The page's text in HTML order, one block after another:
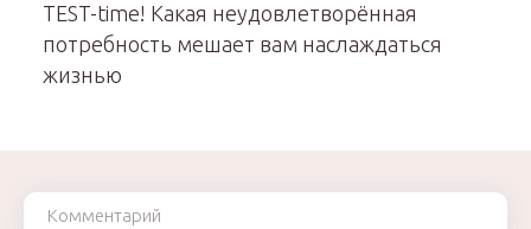
TEST-time! Какая неудовлетворённая
потребность мешает вам наслаждаться
жизнью
Комментарий